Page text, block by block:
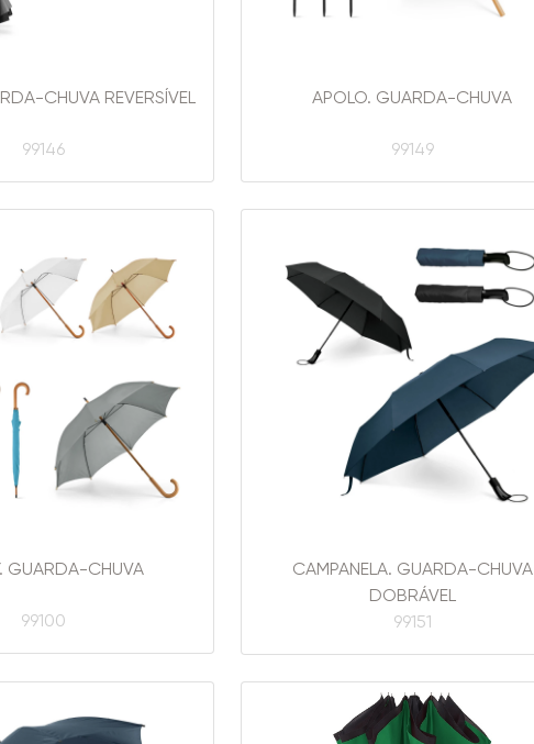
CHUVA REVERSÍVEL
99146
APOLO. GUARDA-CHUVA
99149
GUARDA-CHUVA
99100
CAMPANELA. GUARDA-CHUVA
DOBRÁVEL
99151